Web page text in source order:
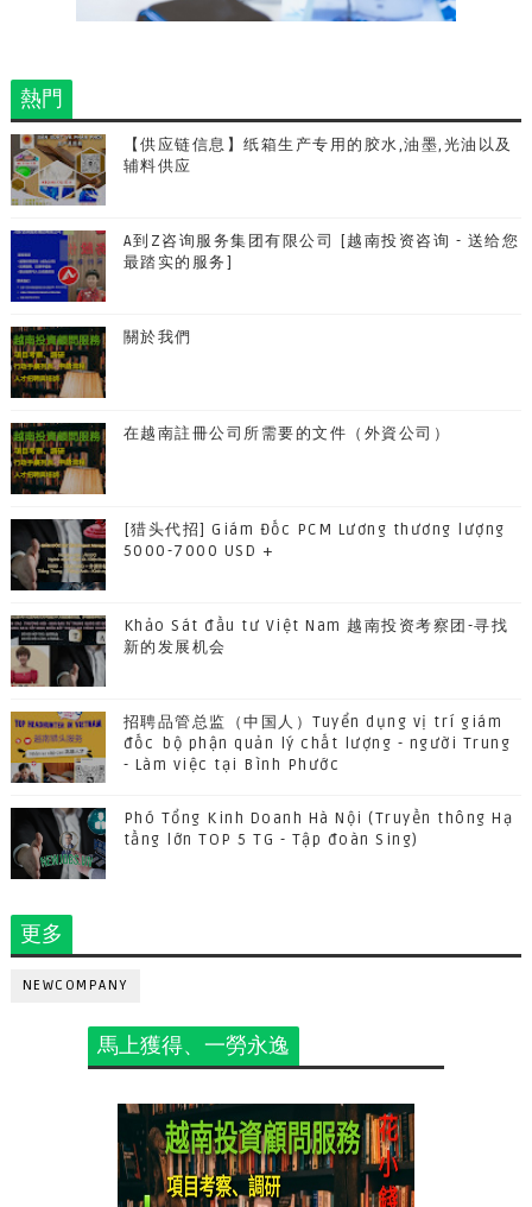
熱門
【供应链信息】纸箱生产专用的胶水,油墨,光油以及
辅料供应
A到Z咨询服务集团有限公司 [越南投资咨询 - 送给您
最踏实的服务]
關於我們
在越南註冊公司所需要的文件（外資公司）
[猎头代招] Giám Đốc PCM Lương thương lượng
5000-7000 USD +
Khảo Sát đầu tư Việt Nam 越南投资考察团-寻找
新的发展机会
招聘品管总监（中国人）Tuyển dụng vị trí giám
đốc bộ phận quản lý chất lượng - người Trung
- Làm việc tại Bình Phước
Phó Tổng Kinh Doanh Hà Nội (Truyền thông Hạ
tầng lớn TOP 5 TG - Tập đoàn Sing)
更多
NEWCOMPANY
馬上獲得、一勞永逸